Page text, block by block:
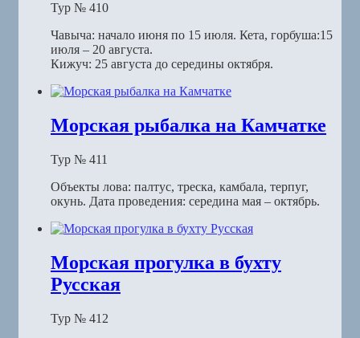
Тур № 410
Чавыча: начало июня по 15 июля. Кета, горбуша:15
июля – 20 августа.
Кижуч: 25 августа до середины октября.
Морская рыбалка на Камчатке
Тур № 411
Объекты лова: палтус, треска, камбала, терпуг,
окунь. Дата проведения: середина мая – октябрь.
Морская прогулка в бухту
Русская
Тур № 412